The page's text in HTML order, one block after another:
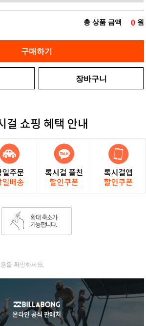
총 상품 금액 0 원
구매하기
장바구니
을 확인하세요.